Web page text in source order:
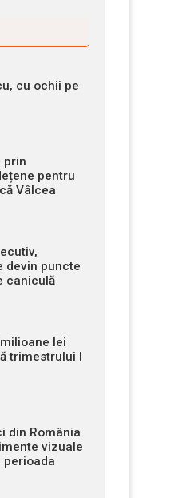
cu ochii pe
prin
pentru
Vâlcea
devin puncte
caniculă
lei
trimestrului I
din România
vizuale
perioada